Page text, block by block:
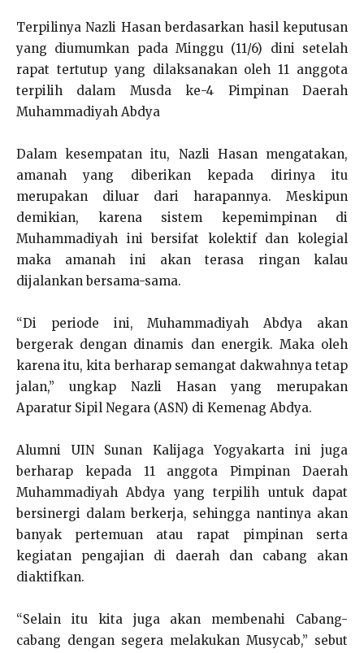
Terpilinya Nazli Hasan berdasarkan hasil keputusan
yang diumumkan pada Minggu (11/6) dini setelah
rapat tertutup yang dilaksanakan oleh 11 anggota
terpilih dalam Musda ke-4 Pimpinan Daerah
Muhammadiyah Abdya
Dalam kesempatan itu, Nazli Hasan mengatakan,
amanah yang diberikan kepada dirinya itu
merupakan diluar dari harapannya. Meskipun
demikian, karena sistem kepemimpinan di
Muhammadiyah ini bersifat kolektif dan kolegial
maka amanah ini akan terasa ringan kalau
dijalankan bersama-sama.
“Di periode ini, Muhammadiyah Abdya akan
bergerak dengan dinamis dan energik. Maka oleh
karena itu, kita berharap semangat dakwahnya tetap
jalan,” ungkap Nazli Hasan yang merupakan
Aparatur Sipil Negara (ASN) di Kemenag Abdya.
Alumni UIN Sunan Kalijaga Yogyakarta ini juga
berharap kepada 11 anggota Pimpinan Daerah
Muhammadiyah Abdya yang terpilih untuk dapat
bersinergi dalam berkerja, sehingga nantinya akan
banyak pertemuan atau rapat pimpinan serta
kegiatan pengajian di daerah dan cabang akan
diaktifkan.
“Selain itu kita juga akan membenahi Cabang-
cabang dengan segera melakukan Musycab,” sebut